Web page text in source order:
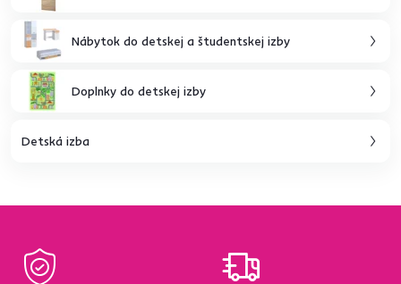
Nábytok do detskej a študentskej izby
Doplnky do detskej izby
Detská izba